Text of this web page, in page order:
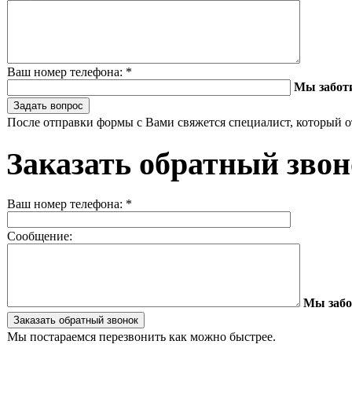
Ваш номер телефона: *
Мы
После отправки формы с Вами свяжется специалист, который
Заказать обратный
Ваш номер телефона: *
Сообщение:
Мы
Мы постараемся перезвонить как можно быстрее.